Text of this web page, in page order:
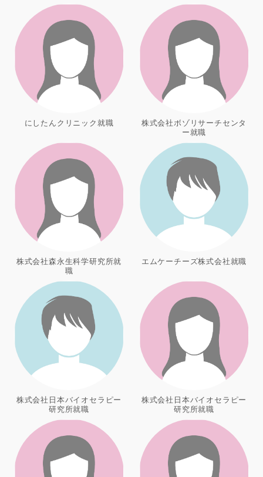
にしたんクリニック就職
株式会社ボゾリサーチセンタ
ー就職
株式会社森永生科学研究所就
職
エムケーチーズ株式会社就職
株式会社日本バイオセラピー
研究所就職
株式会社日本バイオセラピー
研究所就職